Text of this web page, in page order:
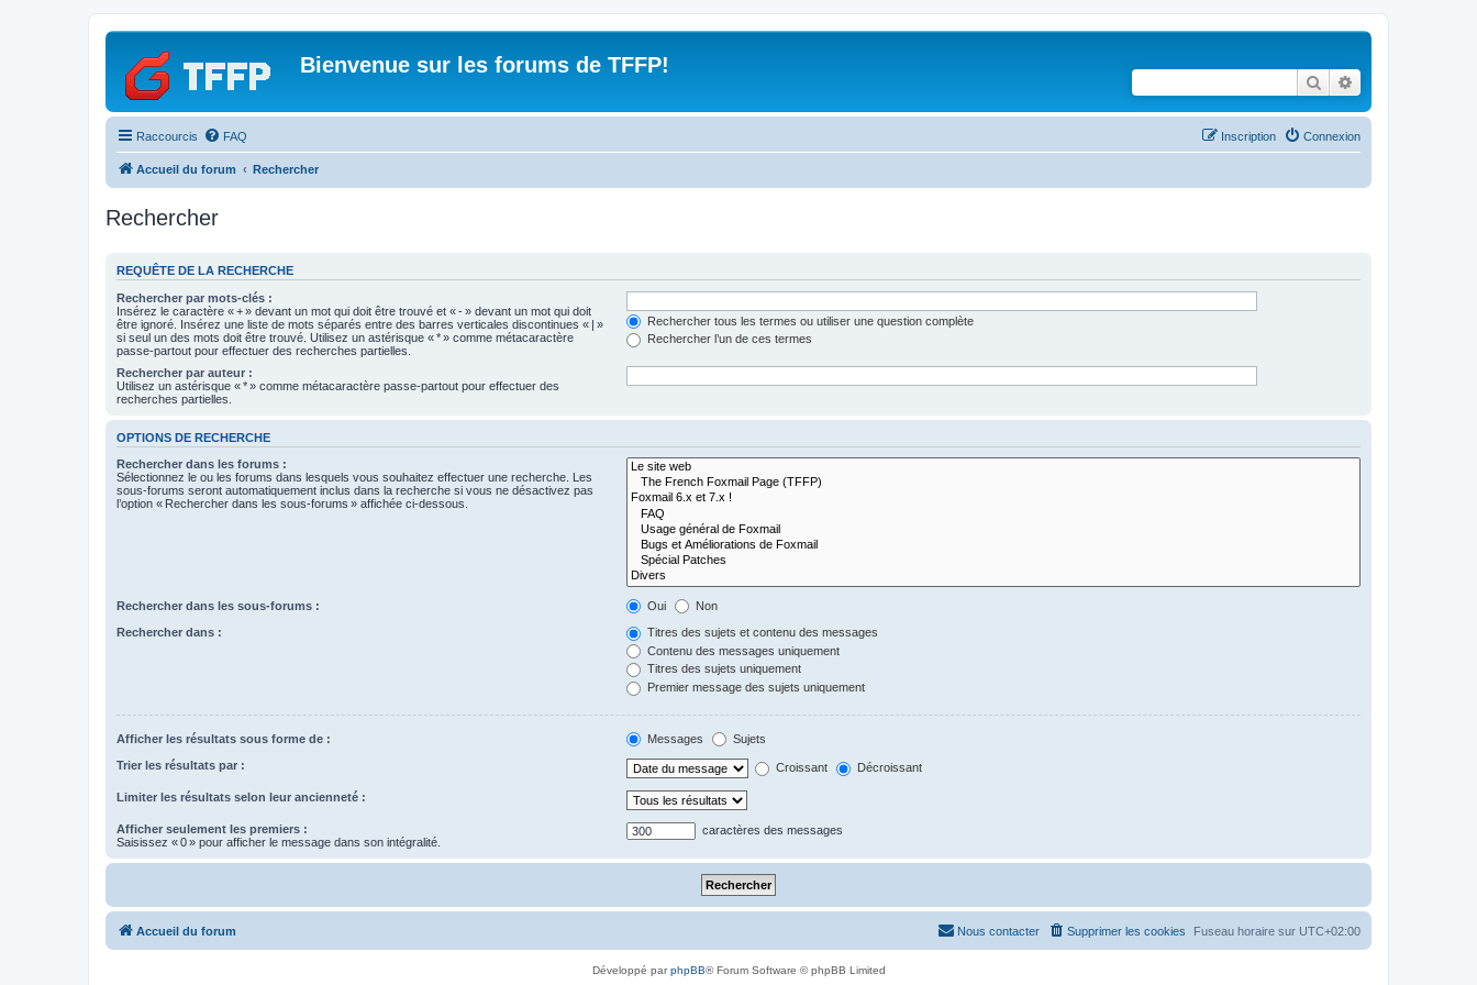
Bienvenue sur les forums de TFFP!
Rechercher
Raccourcis FAQ Connexion
Inscription
Accueil du forum Rechercher
Rechercher
REQUÊTE DE LA RECHERCHE
Rechercher par mots-clés :
Insérez le caractère « + » devant un mot qui doit être trouvé et « - » devant un mot qui doit
être ignoré. Insérez une liste de mots séparés entre des barres verticales discontinues « | »
si seul un des mots doit être trouvé. Utilisez un astérisque « * » comme métacaractère
passe-partout pour effectuer des recherches partielles.
Rechercher tous les termes ou utiliser une question complète
Rechercher l’un de ces termes
Rechercher par auteur :
Utilisez un astérisque « * » comme métacaractère passe-partout pour effectuer des
recherches partielles.
OPTIONS DE RECHERCHE
Rechercher dans les forums :
Sélectionnez le ou les forums dans lesquels vous souhaitez effectuer une recherche. Les
sous-forums seront automatiquement inclus dans la recherche si vous ne désactivez pas
l’option « Rechercher dans les sous-forums » affichée ci-dessous.
Rechercher dans les sous-forums : Oui Non
Rechercher dans :
Titres des sujets et contenu des messages
Contenu des messages uniquement
Titres des sujets uniquement
Premier message des sujets uniquement
Afficher les résultats sous forme de : Messages Sujets
Trier les résultats par : Croissant Décroissant
Limiter les résultats selon leur ancienneté :
Afficher seulement les premiers :
Saisissez « 0 » pour afficher le message dans son intégralité.
caractères des messages
Accueil du forum Fuseau horaire sur UTC+02:00
Supprimer les cookies
Nous contacter
Développé parphpBB® Forum Software © phpBB Limited